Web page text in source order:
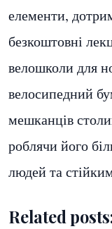
елементи,
безкоштовні
велошколи для
велосипедний
мешканців
роблячи його
людей та
Related